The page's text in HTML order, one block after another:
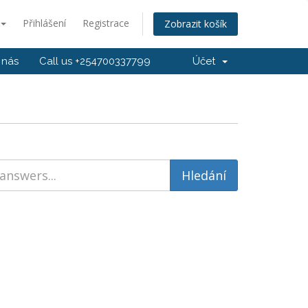
Přihlášení Registrace Zobrazit košík
Call us +254700337799 Účet